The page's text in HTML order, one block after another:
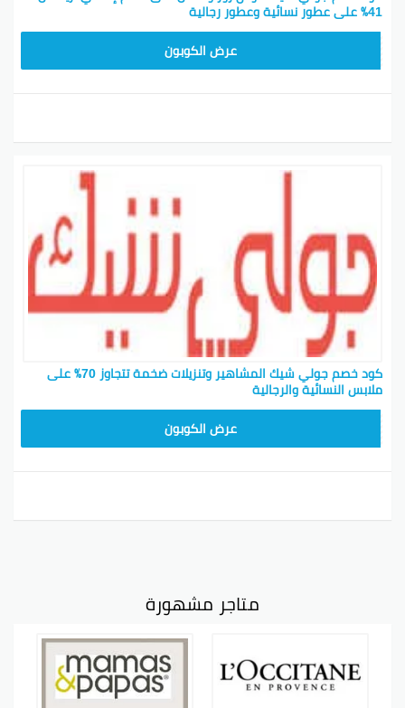
41٪ على عطور نسائية وعطور رجالية
عرض الكوبون
كود خصم جولي شيك المشاهير وتنزيلات ضخمة تتجاوز 70٪ على
ملابس النسائية والرجالية
عرض الكوبون
متاجر مشهورة